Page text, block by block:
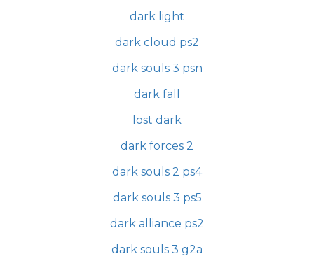
dark light
dark cloud ps2
dark souls 3 psn
dark fall
lost dark
dark forces 2
dark souls 2 ps4
dark souls 3 ps5
dark alliance ps2
dark souls 3 g2a